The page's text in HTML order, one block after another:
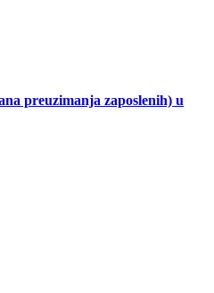
preuzimanja zaposlenih) u